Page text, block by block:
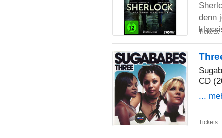
denn
Tickets:
CD
...
Tickets: